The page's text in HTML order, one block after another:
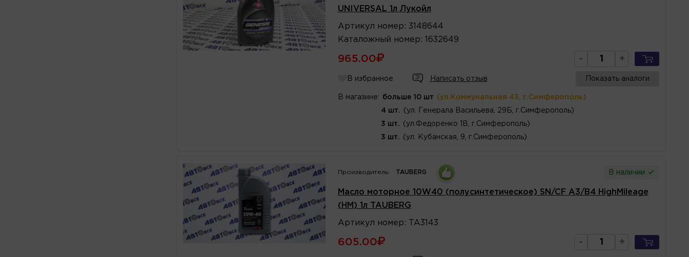
UNIVERSAL 1л Лукойл
Артикул номер : 3148644
Каталожный номер : 1632649
965.00 - +
В избранное Написать отзыв Показать аналоги
В магазине: больше 10 шт (ул.Коммунальная 43, г.Симферополь)
4 шт. (ул. Генерала Васильева, 29Б, г.Симферополь)
3 шт. (ул.Федоренко 1В, г.Симферополь)
3 шт. (ул. Кубанская, 9, г.Симферополь)
Производитель: TAUBERG В наличии
Масло моторное 10W40 (полусинтетическое) SN/CF A3/B4 HighMileage
(HM) 1л TAUBERG
Артикул номер : TA3143
605.00 - +